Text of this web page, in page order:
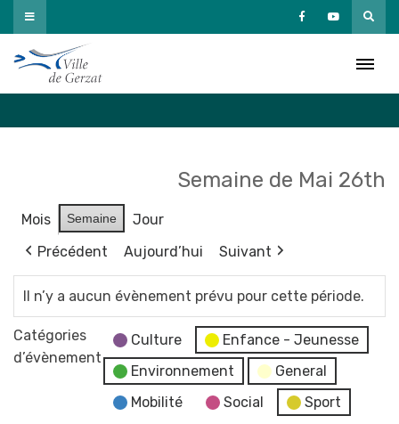
Passer
au
contenu
Semaine de Mai 26th
Mois Semaine
Jour
Précédent
Aujourd’hui Suivant
Il n’y a aucun évènement prévu pour cette période.
Catégories
d’évènement
Culture
Enfance - Jeunesse
Environnement
General
Mobilité
Social
Sport